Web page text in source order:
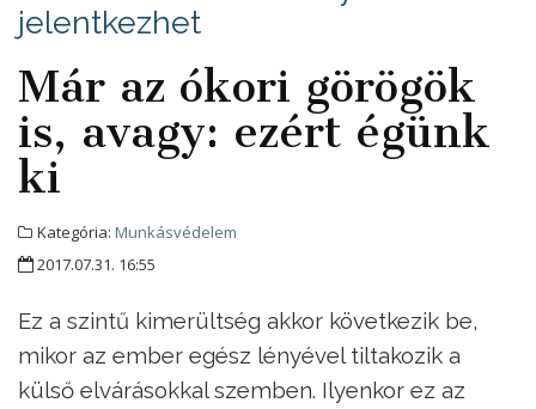
jelentkezhet
Már az ókori görögök
is, avagy: ezért égünk
ki
Kategória: Munkásvédelem
2017.07.31. 16:55
Ez a szintű kimerültség akkor következik be,
mikor az ember egész lényével tiltakozik a
külső elvárásokkal szemben. Ilyenkor ez az